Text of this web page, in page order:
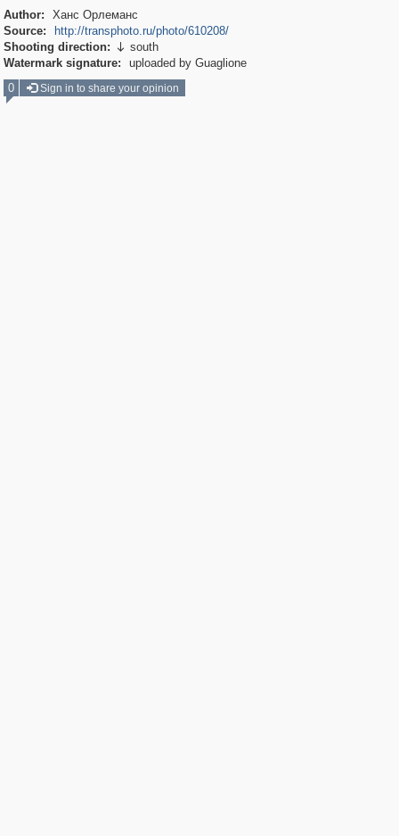
Author:
Ханс Орлеманс
Source:
http://transphoto.ru/photo/610208/
Shooting direction:  south
Watermark signature:
uploaded by Guaglione
0
Sign in to share your opinion